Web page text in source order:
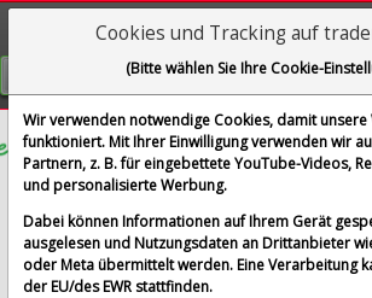
Visualizations
GRATIS REGISTRIEREN
Jungheinrich AG
im Vergleich mit Airbus SE, Allianz SE,
Motoren Werke AG und 1 weitere
Alle Aktien entfernen
Standard-
Cookies und Tracking auf
(Bitte wählen Sie Ihre Cookie-
Wir verwenden notwendige Cookies, damit unsere
funktioniert. Mit Ihrer Einwilligung verwenden wir
Partnern, z. B. für eingebettete YouTube-Videos,
und personalisierte Werbung.
Dabei können Informationen auf Ihrem Gerät
ausgelesen und Nutzungsdaten an Drittanbieter
oder Meta übermittelt werden. Eine Verarbeitung
der EU/des EWR stattfinden.